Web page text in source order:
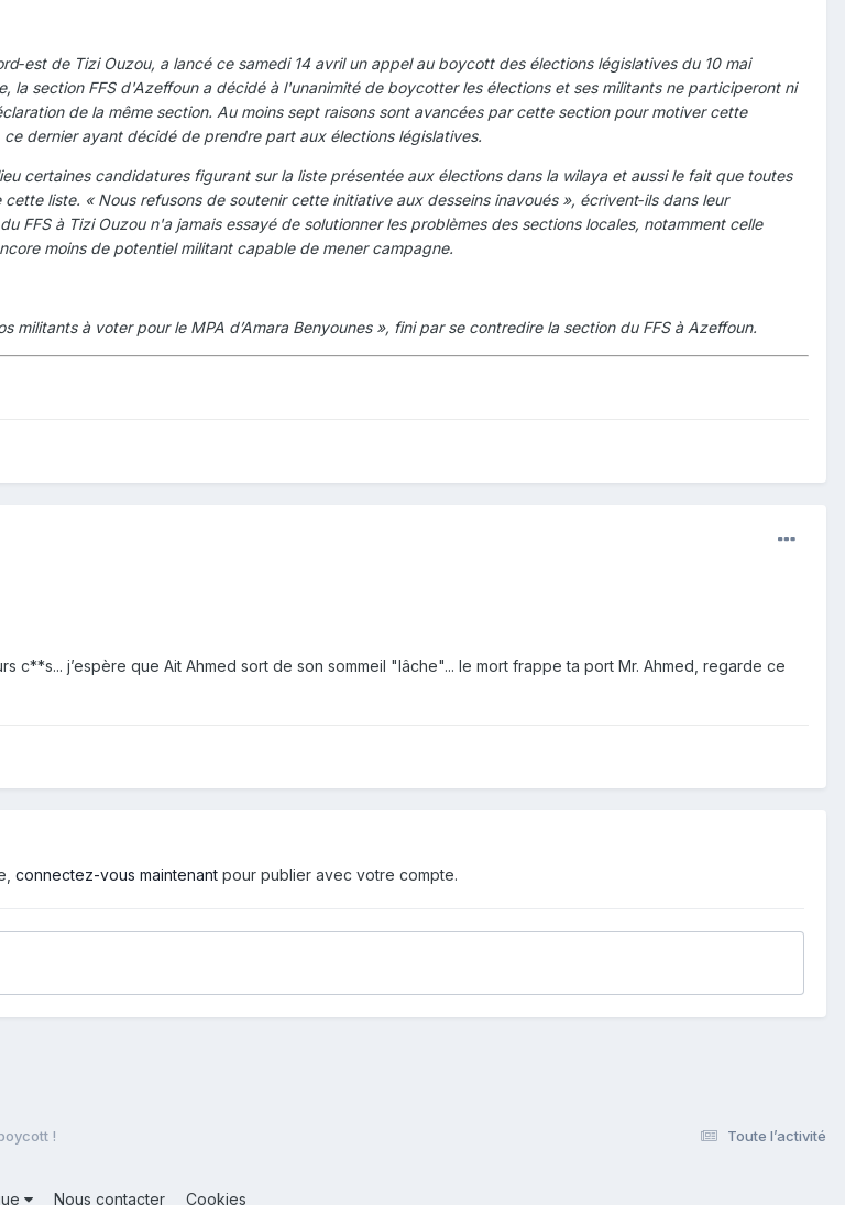
de Tizi Ouzou, a lancé ce samedi 14 avril un appel au boycott des élections législatives du 10 mai
la section FFS d'Azeffoun a décidé à l'unanimité de boycotter les élections et ses militants ne participeront ni
de la même section. Au moins sept raisons sont avancées par cette section pour motiver cette
dernier ayant décidé de prendre part aux élections législatives.
certaines candidatures figurant sur la liste présentée aux élections dans la wilaya et aussi le fait que toutes
liste. « Nous refusons de soutenir cette initiative aux desseins inavoués », écrivent‑ils dans leur
FFS à Tizi Ouzou n'a jamais essayé de solutionner les problèmes des sections locales, notamment celle
moins de potentiel militant capable de mener campagne.
militants à voter pour le MPA d’Amara Benyounes », fini par se contredire la section du FFS à Azeffoun.
c**s... j’espère que Ait Ahmed sort de son sommeil "lâche"... le mort frappe ta port Mr. Ahmed, regarde ce
connectez-vous maintenant pour publier avec votre compte.
Toute l’activité
!
Nous contacter Cookies